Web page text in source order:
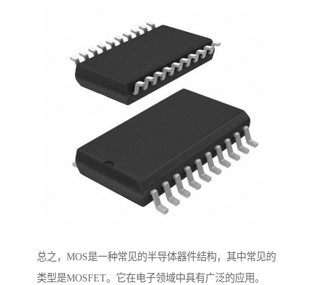
总之，MOS是一种常见的半导体器件结构，其中常见的
类型是MOSFET。它在电子领域中具有广泛的应用。